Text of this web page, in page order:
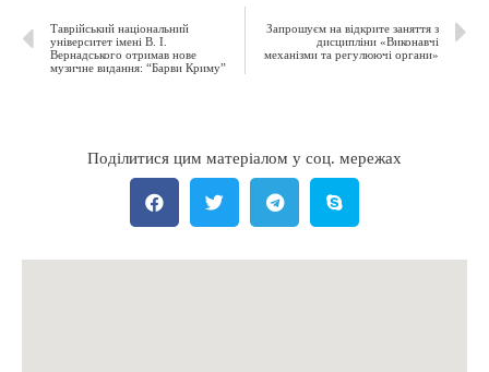
Таврійський національний
університет імені В. І.
Вернадського отримав нове
музичне видання: “Барви Криму”
Запрошуєм на відкрите заняття з
дисципліни «Виконавчі
механізми та регулюючі органи»
Поділитися цим матеріалом у соц. мережах